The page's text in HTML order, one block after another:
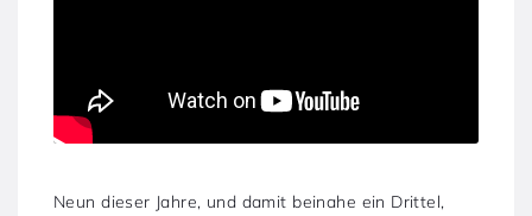
Neun dieser Jahre, und damit beinahe ein Drittel,